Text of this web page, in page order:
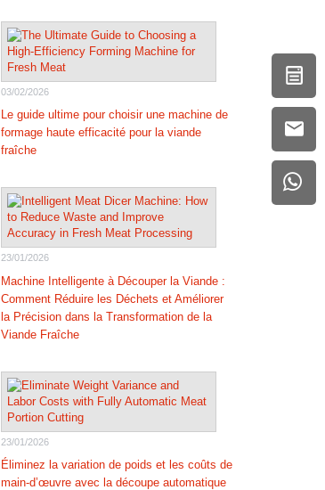
03/02/2026
Le guide ultime pour choisir une machine de
formage haute efficacité pour la viande
fraîche
23/01/2026
Machine Intelligente à Découper la Viande :
Comment Réduire les Déchets et Améliorer
la Précision dans la Transformation de la
Viande Fraîche
23/01/2026
Éliminez la variation de poids et les coûts de
main-d’œuvre avec la découpe automatique